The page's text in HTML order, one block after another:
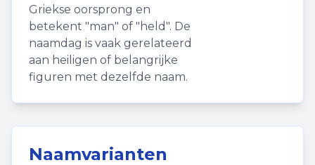
Griekse oorsprong en
betekent "man" of "held". De
naamdag is vaak gerelateerd
aan heiligen of belangrijke
figuren met dezelfde naam.
Naamvarianten